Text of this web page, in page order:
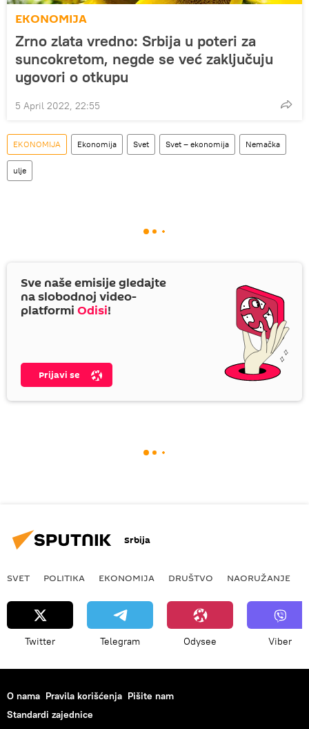
EKONOMIJA
Zrno zlata vredno: Srbija u poteri za
suncokretom, negde se već zaključuju
ugovori o otkupu
5 April 2022, 22:55
EKONOMIJA Ekonomija Svet Svet – ekonomija Nemačka
ulje
Sve naše emisije gledajte
na slobodnoj video-
platformi Odisi!
Prijavi se
Srbija
SVET POLITIKA EKONOMIJA DRUŠTVO NAORUŽANJE
Twitter Telegram Odysee Viber
O nama Pravila korišćenja Pišite nam
Standardi zajednice